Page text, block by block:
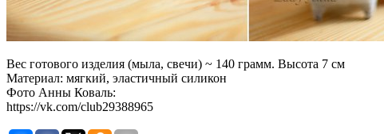
Вес готового изделия (мыла, свечи) ~ 140 грамм. Высота 7 см
Материал: мягкий, эластичный силикон
Фото Анны Коваль:
https://vk.com/club29388965